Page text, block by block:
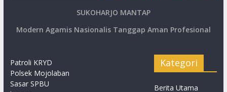
SUKOHARJO MANTAP
Modern Agamis Nasionalis Tanggap Aman Profesional
Patroli KRYD
Polsek Mojolaban
Sasar SPBU
Kategori
Berita Utama